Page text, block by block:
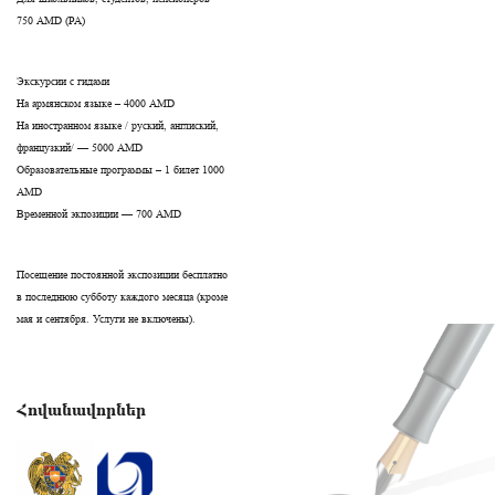
750 AMD (РА)
Экскурсии с гидами
На армянском языке – 4000 AMD
На иностранном языке / руский, англиский,
французкий/ — 5000 AMD
Образовательные программы – 1 билет 1000
AMD
Временной экпозиции — 700 AMD
Посещение постоянной экспозиции бесплатно
в последнюю субботу каждого месяца (кроме
мая и сентября. Услуги не включены).
Հովանավորներ